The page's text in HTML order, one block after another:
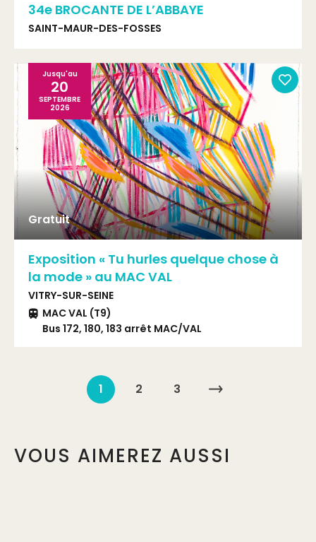
34e BROCANTE DE L’ABBAYE
SAINT-MAUR-DES-FOSSES
Gratuit
Jusqu'au
20
SEPTEMBRE
2026
Exposition « Tu hurles quelque chose à
la mode » au MAC VAL
VITRY-SUR-SEINE
MAC VAL (T9)
Bus 172, 180, 183 arrêt MAC/VAL
1 2 3
VOUS AIMEREZ AUSSI